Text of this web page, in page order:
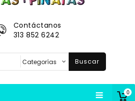
0
Contáctanos
313 852 6242
Buscar